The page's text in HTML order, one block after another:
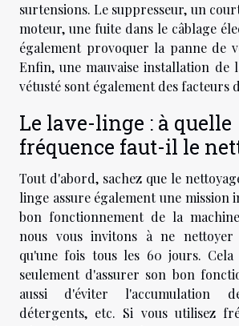
surtensions. Le suppresseur, un
moteur, une fuite dans le câblage
également provoquer la panne de
Enfin, une mauvaise installation de
vétusté sont également des facteurs
Le lave-linge : à quelle
fréquence faut-il le
Tout d'abord, sachez que le
linge assure également une mission
bon fonctionnement de la
nous vous invitons à ne
qu'une fois tous les 60 jours.
seulement d'assurer son bon
aussi d'éviter l'accumulation
détergents, etc. Si vous utilisez